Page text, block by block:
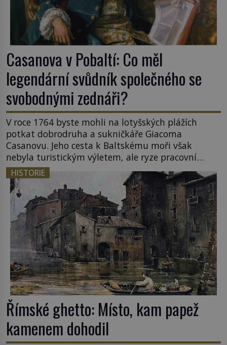
Casanova v Pobaltí: Co měl
legendární svůdník společného se
svobodnými zednáři?
V roce 1764 byste mohli na lotyšských plážích
potkat dobrodruha a sukničkáře Giacoma
Casanovu. Jeho cesta k Baltskému moři však
nebyla turistickým výletem, ale ryze pracovní
cestou se zištnými úmysly. Jaký cíl Casanova
sledoval, když se například procházel uličkami
lotyšské Rigy? Casanova v Pobaltí kontaktoval
tamní zednářské lóže. Nebyl v této oblasti žádným
nováčkem, protože do zednářské […]
HISTORIE
Římské ghetto: Místo, kam papež
kamenem dohodil